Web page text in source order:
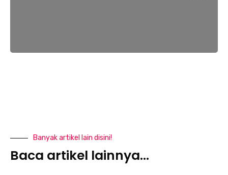
Banyak artikel lain disini!
Baca artikel lainnya...